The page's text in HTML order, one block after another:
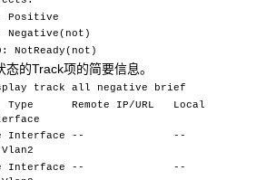
的Track项的简要信息。
track all negative brief
Remote IP/URL Local
Interface -- --
Interface -- --